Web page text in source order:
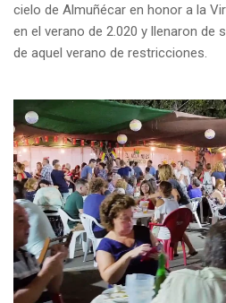
cielo de Almuñécar en honor a la
en el verano de 2.020 y llenaron de
de aquel verano de restricciones.